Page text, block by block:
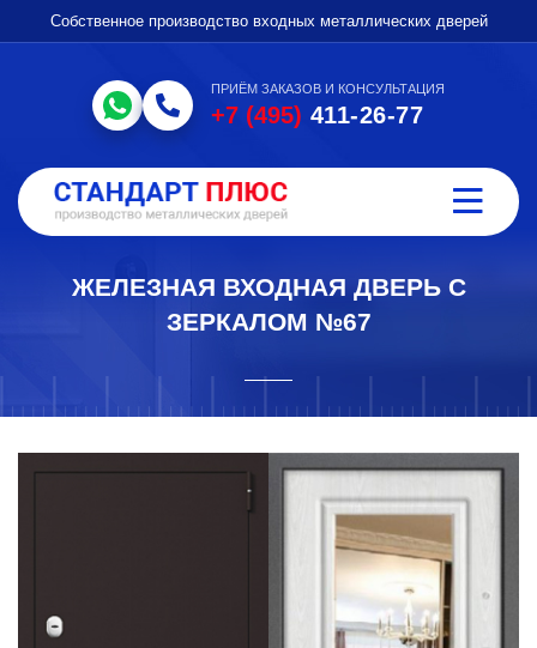
Собственное производство входных металлических дверей
ПРИЁМ ЗАКАЗОВ И КОНСУЛЬТАЦИЯ
+7 (495) 411-26-77
ЖЕЛЕЗНАЯ ВХОДНАЯ ДВЕРЬ С
ЗЕРКАЛОМ №67